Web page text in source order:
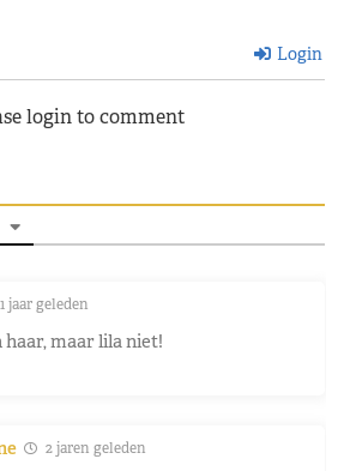
Login
login to comment
1 jaar geleden
maar lila niet!
2 jaren geleden